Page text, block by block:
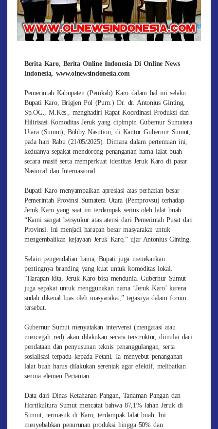
Berita Karo, Berita Online Indonesia Di Online News
Indonesia, www.olnewsindonesia.com
Pemerintah Kabupaten (Pemkab) Karo dalam hal ini selaku
Bupati Karo, Brigjen Pol (Purn.) Dr. dr. Antonius Ginting,
Sp.OG., M.Kes., menghadiri Rapat Koordinasi Produksi dan
Hilirisasi Komoditas Jeruk yang dipimpin Gubernur Sumatera
Utara (Sumut), Bobby Nasution, di Kantor Gubernur Sumut,
pada hari Rabu (21/05/2025). Dimana dalam pertemuan ini,
keduanya sepakat mendorong penanganan hama lalat buah
secara masif serta memperkuat identitas Jeruk Karo di pasar
Nasional dan Internasional.
Bupati Karo menyampaikan apresiasi atas perhatian besar
Pemerintah Provinsi Sumatera Utara (Pemprovsu) terhadap
Jeruk Karo yang saat ini terdampak serius oleh lalat buah.
“Kami sangat bersyukur atas atensi dari Pemerintah Pusat dan
Provinsi. Ini menjadi harapan besar masyarakat untuk
mengembalikan kejayaan Jeruk Karo,” ujar Antonius Ginting.
Selain pengendalian hama, Bupati juga menekankan
pentingnya branding yang kuat untuk komoditas lokal.
“Harapan kita, Jeruk Karo bisa mendunia. Gubernur Sumut
juga sepakat untuk menggunakan nama ‘Jeruk Karo’ karena
sudah dikenal luas oleh masyarakat,” tegasnya dalam forum
tersebut.
Gubernur Sumut menyatakan intervensi (mengatasi atau
mencegah_red) akan dilakukan secara terstruktur, dimulai dari
pendataan dan penyusunan teknis penanggulangan, serta
sosialisasi terpadu kepada Petani. Ia menyebut penanganan
lalat buah harus dilakukan serentak agar efektif, melibatkan
semua elemen Pertanian.
Data dari Dinas Ketahanan Pangan, Tanaman Pangan dan
Hortikultura Sumut mencatat bahwa 87,1% lahan Jeruk di
Sumut, termasuk di Karo, terdampak lalat buah. Ini
menyebabkan penurunan produksi hingga 50% dan